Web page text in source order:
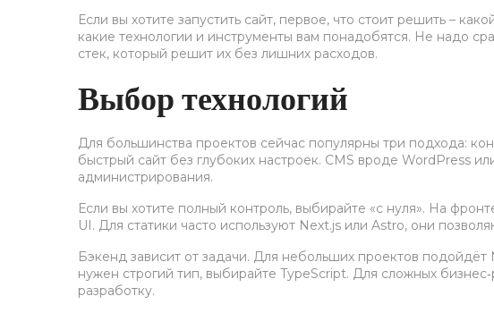
Если вы хотите запустить сайт, первое, что стоит решить –
какие технологии и инструменты вам понадобятся. Не надо
стек, который решит их без лишних расходов.
Выбор технологий
Для большинства проектов сейчас популярны три подхода:
быстрый сайт без глубоких настроек. CMS вроде WordPress
администрирования.
Если вы хотите полный контроль, выбирайте «с нуля». На
UI. Для статики часто используют Next.js или Astro, они
Бэкенд зависит от задачи. Для небольших проектов
нужен строгий тип, выбирайте TypeScript. Для сложных
разработку.